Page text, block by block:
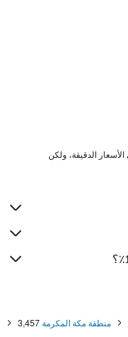
منطقة مكة المكرمة 3,457